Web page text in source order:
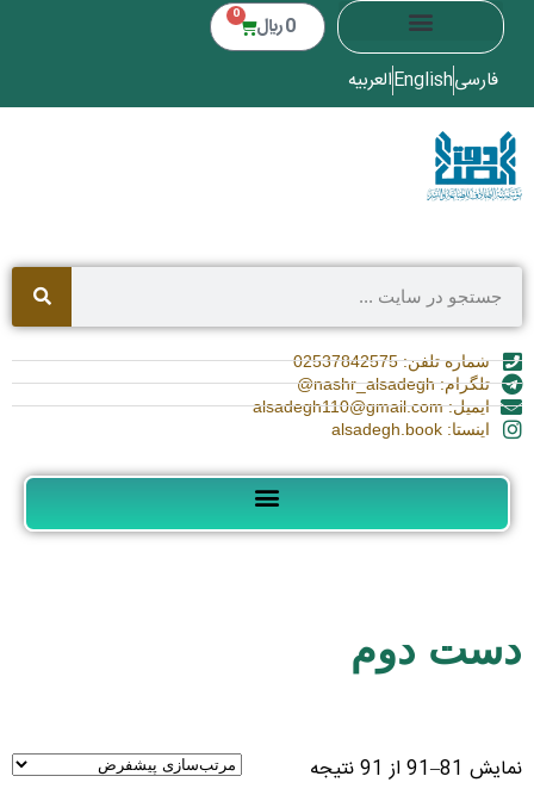
0 ﷼ 0
فارسیEnglishالعربیه
شماره تلفن: 02537842575
تلگرام: nashr_alsadegh@
ایمیل: alsadegh110@gmail.com
اینستا: alsadegh.book
دست دوم
نمایش 81–91 از 91 نتیجه